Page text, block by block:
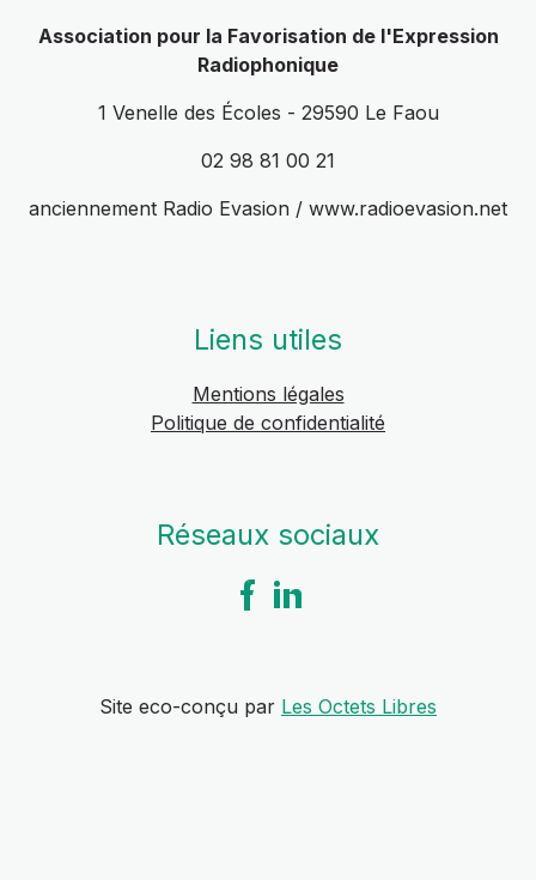
Association pour la Favorisation de l'Expression
Radiophonique
1 Venelle des Écoles - 29590 Le Faou
02 98 81 00 21
anciennement Radio Evasion / www.radioevasion.net
Liens utiles
Mentions légales
Politique de confidentialité
Réseaux sociaux
Site eco-conçu par Les Octets Libres